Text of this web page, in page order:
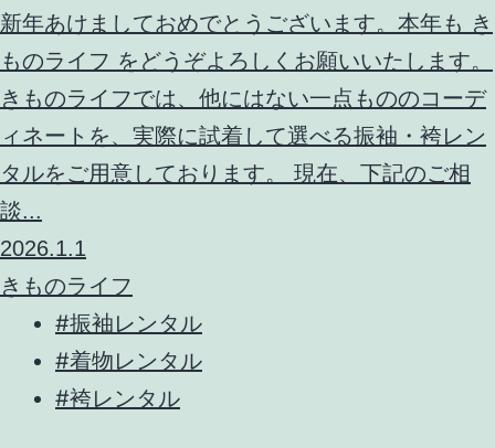
新年あけましておめでとうございます。本年も き
ものライフ をどうぞよろしくお願いいたします。
きものライフでは、他にはない一点もののコーデ
ィネートを、実際に試着して選べる振袖・袴レン
タルをご用意しております。 現在、下記のご相
談...
2026.1.1
きものライフ
#振袖レンタル
#着物レンタル
#袴レンタル